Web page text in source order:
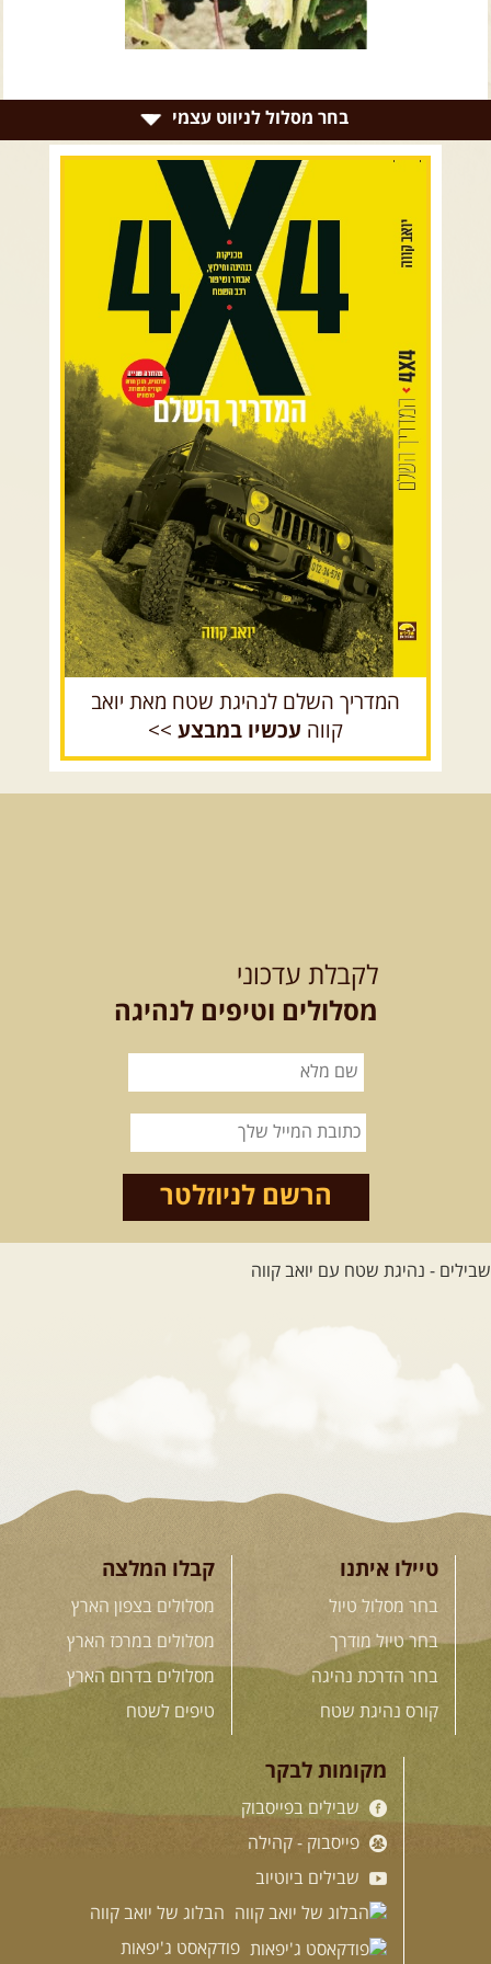
צרו קשר עם שבילים
אודות יואב קווה והאתר שבילים
בחר מסלול לניווט עצמי
רמת הגולן וגליל עליון
כרמל ורמות מנשה
בקעת הירדן והשומרון
השרון ומישור החוף
הרי ירושלים והשפלה
מדבר יהודה וים המלח
צפון ומערב הנגב
הר הנגב והערבה
רכב שטח רך רכב שטח קשוח
המדריך השלם לנהיגת שטח מאת יואב
קווה עכשיו במבצע >>
לקבלת עדכוני
מסלולים וטיפים לנהיגה
הרשם לניוזלטר
טיילו איתנו
בחר מסלול טיול
בחר טיול מודרך
בחר הדרכת נהיגה
קורס נהיגת שטח
קבלו המלצה
מסלולים בצפון הארץ
מסלולים במרכז הארץ
מסלולים בדרום הארץ
טיפים לשטח
מקומות לבקר
שבילים בפייסבוק
פייסבוק - קהילה
שבילים ביוטיוב
הבלוג של יואב קווה
פודקאסט ג'יפאות